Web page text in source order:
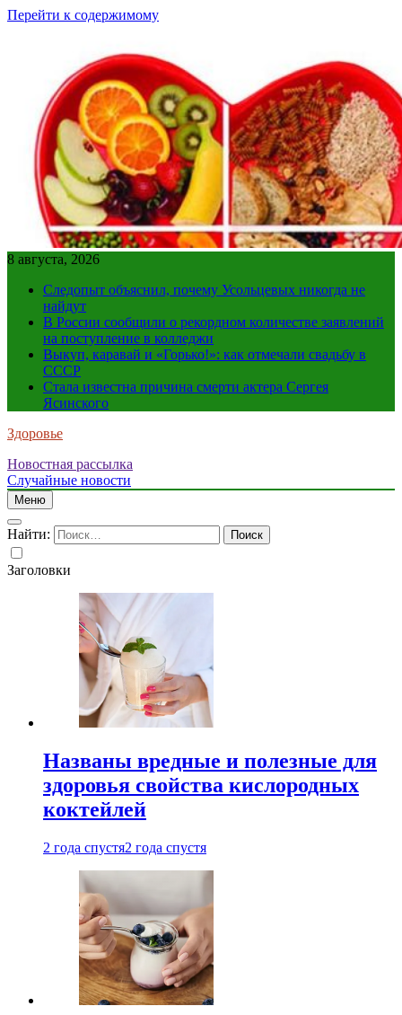
Перейти к содержимому
8 августа, 2026
Следопыт объяснил, почему Усольцевых никогда не
найдут
В России сообщили о рекордном количестве заявлений
на поступление в колледжи
Выкуп, каравай и «Горько!»: как отмечали свадьбу в
СССР
Стала известна причина смерти актера Сергея
Ясинского
Здоровье
Новостная рассылка
Случайные новости
Меню
Найти:
Заголовки
Названы вредные и полезные для
здоровья свойства кислородных
коктейлей
2 года спустя2 года спустя